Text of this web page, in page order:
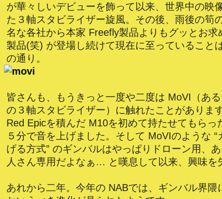
が華々しいデビューを飾って以来、世界中の映
た３軸スタビライザー旋風。その後、雨後の筍
名な各社から本家 Freefly製品よりもグッとお求
製品(笑) が登場し続けて現在に至っていること
の通り。
皆さんも、もうきっと一度や二度は MoVI（あ
の３軸スタビライザー）に触れたことがありま
Red Epicを積んだ M10を初めて持たせてもらっ
５分で音を上げました。そして MoVIのような “
げる方式” のギンバルはやっぱりドローン用、
人さん専用だよなぁ… と嘆息して以来、興味を
あれから二年。今年の NABでは、ギンバル界隈